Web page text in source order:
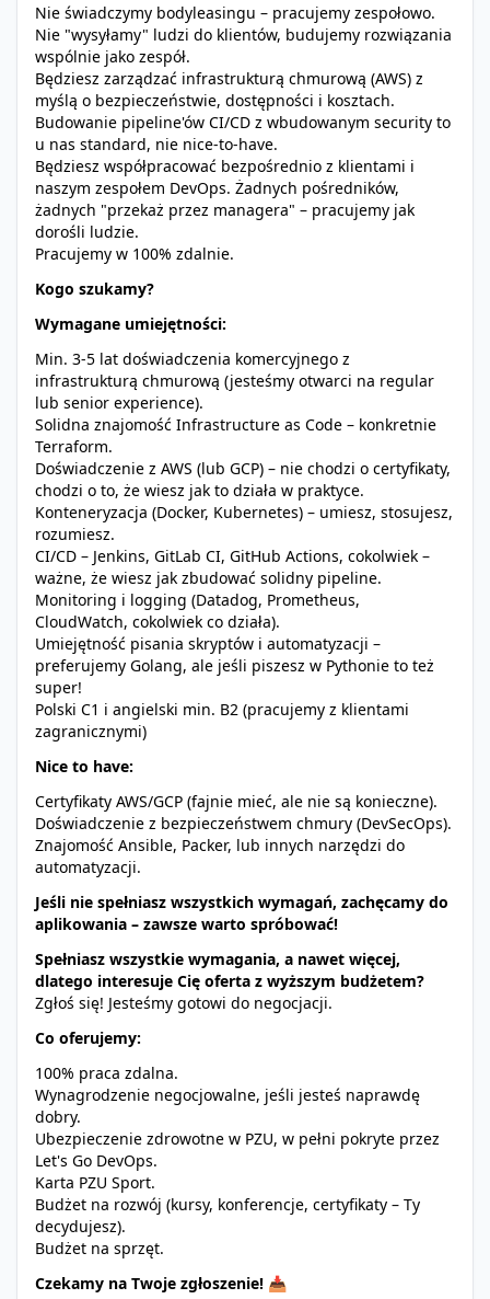
Nie świadczymy bodyleasingu – pracujemy zespołowo.
Nie "wysyłamy" ludzi do klientów, budujemy rozwiązania
wspólnie jako zespół.
Będziesz zarządzać infrastrukturą chmurową (AWS) z
myślą o bezpieczeństwie, dostępności i kosztach.
Budowanie pipeline'ów CI/CD z wbudowanym security to
u nas standard, nie nice-to-have.
Będziesz współpracować bezpośrednio z klientami i
naszym zespołem DevOps. Żadnych pośredników,
żadnych "przekaż przez managera" – pracujemy jak
dorośli ludzie.
Pracujemy w 100% zdalnie.
Kogo szukamy?
Wymagane umiejętności:
Min. 3-5 lat doświadczenia komercyjnego z
infrastrukturą chmurową (jesteśmy otwarci na regular
lub senior experience).
Solidna znajomość Infrastructure as Code – konkretnie
Terraform.
Doświadczenie z AWS (lub GCP) – nie chodzi o certyfikaty,
chodzi o to, że wiesz jak to działa w praktyce.
Konteneryzacja (Docker, Kubernetes) – umiesz, stosujesz,
rozumiesz.
CI/CD – Jenkins, GitLab CI, GitHub Actions, cokolwiek –
ważne, że wiesz jak zbudować solidny pipeline.
Monitoring i logging (Datadog, Prometheus,
CloudWatch, cokolwiek co działa).
Umiejętność pisania skryptów i automatyzacji –
preferujemy Golang, ale jeśli piszesz w Pythonie to też
super!
Polski C1 i angielski min. B2 (pracujemy z klientami
zagranicznymi)
Nice to have:
Certyfikaty AWS/GCP (fajnie mieć, ale nie są konieczne).
Doświadczenie z bezpieczeństwem chmury (DevSecOps).
Znajomość Ansible, Packer, lub innych narzędzi do
automatyzacji.
Jeśli nie spełniasz wszystkich wymagań, zachęcamy do
aplikowania – zawsze warto spróbować!
Spełniasz wszystkie wymagania, a nawet więcej,
dlatego interesuje Cię oferta z wyższym budżetem?
Zgłoś się! Jesteśmy gotowi do negocjacji.
Co oferujemy:
100% praca zdalna.
Wynagrodzenie negocjowalne, jeśli jesteś naprawdę
dobry.
Ubezpieczenie zdrowotne w PZU, w pełni pokryte przez
Let's Go DevOps.
Karta PZU Sport.
Budżet na rozwój (kursy, konferencje, certyfikaty – Ty
decydujesz).
Budżet na sprzęt.
Czekamy na Twoje zgłoszenie! 📥